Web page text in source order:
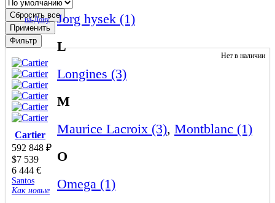
на-Дону
Jorg hysek (1)
L
Longines (3)
M
Maurice Lacroix (3), Montblanc (1)
O
Omega (1)
Сбросить все
Применить
Фильтр
Нет в наличии
Cartier
592 848 ₽
$7 539
6 444 €
Santos
Как новые